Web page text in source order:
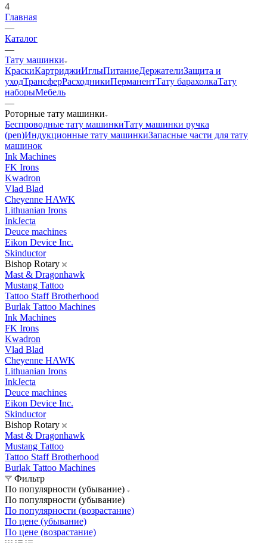
4
Главная
—
Каталог
—
Тату машинки
КраскиКартриджиИглыПитаниеДержателиЗащита и
уходТрансферРасходникиПерманентТату барахолкаТату
наборыМебель
—
Роторные тату машинки
Беспроводные тату машинкиТату машинки ручка
(pen)Индукционные тату машинкиЗапасные части для тату
машинок
Ink Machines
FK Irons
Kwadron
Vlad Blad
Cheyenne HAWK
Lithuanian Irons
InkJecta
Deuce machines
Eikon Device Inc.
Skinductor
Bishop Rotary
Mast & Dragonhawk
Mustang Tattoo
Tattoo Staff Brotherhood
Burlak Tattoo Machines
Ink Machines
FK Irons
Kwadron
Vlad Blad
Cheyenne HAWK
Lithuanian Irons
InkJecta
Deuce machines
Eikon Device Inc.
Skinductor
Bishop Rotary
Mast & Dragonhawk
Mustang Tattoo
Tattoo Staff Brotherhood
Burlak Tattoo Machines
Фильтр
По популярности (убывание)
По популярности (убывание)
По популярности (возрастание)
По цене (убывание)
По цене (возрастание)